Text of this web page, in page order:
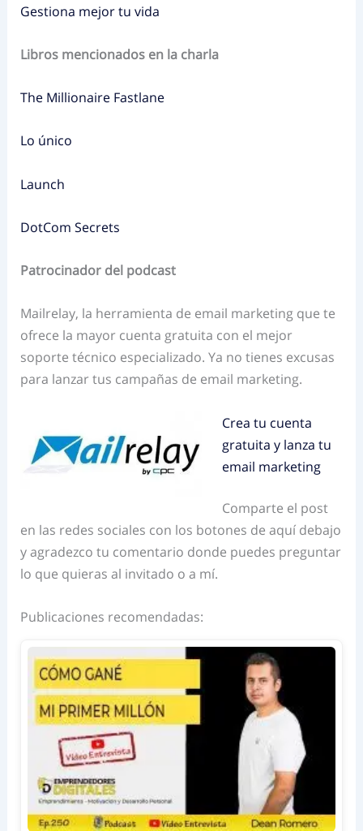
Gestiona mejor tu vida
Libros mencionados en la charla
The Millionaire Fastlane
Lo único
Launch
DotCom Secrets
Patrocinador del podcast
Mailrelay, la herramienta de email marketing que te
ofrece la mayor cuenta gratuita con el mejor
soporte técnico especializado. Ya no tienes excusas
para lanzar tus campañas de email marketing.
Crea tu cuenta
gratuita y lanza tu
email marketing
Comparte el post
en las redes sociales con los botones de aquí debajo
y agradezco tu comentario donde puedes preguntar
lo que quieras al invitado o a mí.
Publicaciones recomendadas: